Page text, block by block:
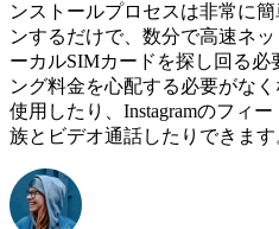
ンストールプロセスは非常に
ンするだけで、数分で高速ネ
ーカルSIMカードを探し回る必
ング料金を心配する必要がな
使用したり、Instagramのフィ
族とビデオ通話したりできま